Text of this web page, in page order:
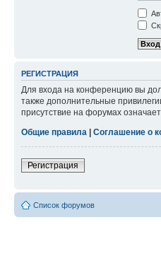
РЕГИСТРАЦИЯ
Для входа на конференцию вы
также дополнительные
присутствие на форумах
Общие правила
Соглашение о
Регистрация
Список форумов